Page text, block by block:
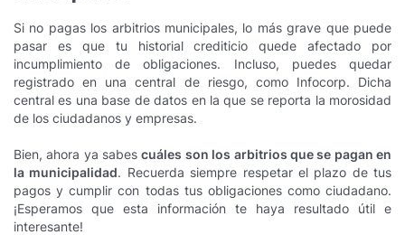
Si no pagas los arbitrios municipales, lo más grave que puede
pasar es que tu historial crediticio quede afectado por
incumplimiento de obligaciones. Incluso, puedes quedar
registrado en una central de riesgo, como Infocorp. Dicha
central es una base de datos en la que se reporta la morosidad
de los ciudadanos y empresas.
Bien, ahora ya sabescuáles son los arbitrios que se pagan en
la municipalidad. Recuerda siempre respetar el plazo de tus
pagos y cumplir con todas tus obligaciones como ciudadano.
¡Esperamos que esta información te haya resultado útil e
interesante!